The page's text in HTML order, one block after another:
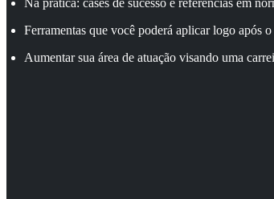
Ferramentas que você poderá aplicar logo após
Aumentar sua área de atuação visando uma